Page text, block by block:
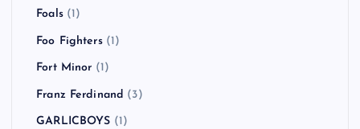
Foals(1)
Foo Fighters(1)
Fort Minor (1)
Franz Ferdinand (3)
GARLICBOYS (1)